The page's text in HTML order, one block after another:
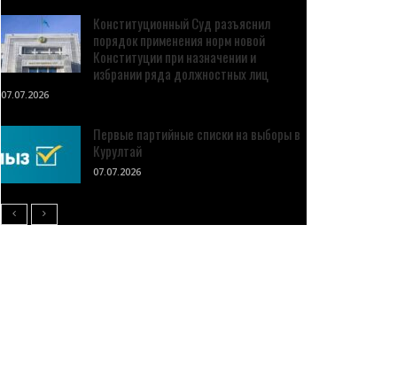
Конституционный Суд разъяснил
порядок применения норм новой
Конституции при назначении и
избрании ряда должностных лиц
07.07.2026
Первые партийные списки на выборы в
Курултай
07.07.2026